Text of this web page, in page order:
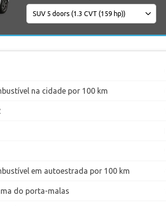
na cidade por 100 km
em autoestrada por 100 km
do porta-malas